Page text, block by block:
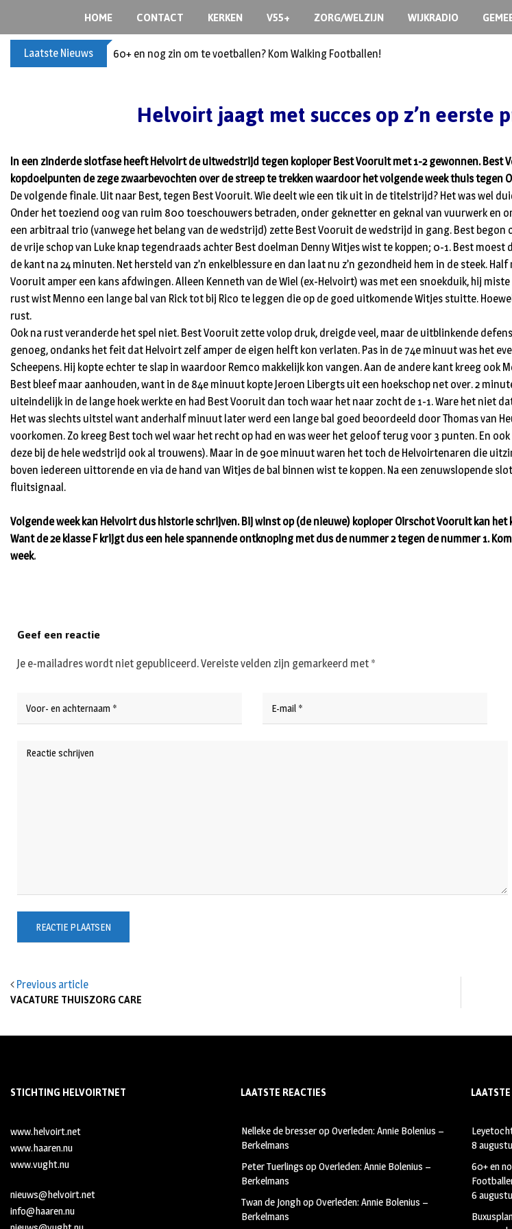
content
HOME CONTACT KERKEN V55+ ZORG/WELZIJN WIJKRADIO
Laatste Nieuws 60+ en nog zin om te voetballen? Kom Walking Footballen!
Helvoirt jaagt met succes op z’n eerste
In een zinderde slotfase heeft Helvoirt de uitwedstrijd tegen koploper Best Vooruit met 1-2 gewonnen. Best
kopdoelpunten de zege zwaarbevochten over de streep te trekken waardoor het volgende week thuis
De volgende finale. Uit naar Best, tegen Best Vooruit. Wie deelt wie een tik uit in de titelstrijd? Het was wel
Onder het toeziend oog van ruim 800 toeschouwers betraden, onder geknetter en geknal van vuurwerk en
een arbitraal trio (vanwege het belang van de wedstrijd) zette Best Vooruit de wedstrijd in gang. Best
de vrije schop van Luke knap tegendraads achter Best doelman Denny Witjes wist te koppen; 0-1. Best
de kant na 24 minuten. Net hersteld van z’n enkelblessure en dan laat nu z’n gezondheid hem in de steek.
Vooruit amper een kans afdwingen. Alleen Kenneth van de Wiel (ex-Helvoirt) was met een snoekduik, hij
rust wist Menno een lange bal van Rick tot bij Rico te leggen die op de goed uitkomende Witjes stuitte.
rust.
Ook na rust veranderde het spel niet. Best Vooruit zette volop druk, dreigde veel, maar de uitblinkende
genoeg, ondanks het feit dat Helvoirt zelf amper de eigen helft kon verlaten. Pas in de 74e minuut was het
Scheepens. Hij kopte echter te slap in waardoor Remco makkelijk kon vangen. Aan de andere kant kreeg ook
Best bleef maar aanhouden, want in de 84e minuut kopte Jeroen Libergts uit een hoekschop net over. 2
uiteindelijk in de lange hoek werkte en had Best Vooruit dan toch waar het naar zocht de 1-1. Ware het
Het was slechts uitstel want anderhalf minuut later werd een lange bal goed beoordeeld door Thomas van
voorkomen. Zo kreeg Best toch wel waar het recht op had en was weer het geloof terug voor 3 punten. En
deze bij de hele wedstrijd ook al trouwens). Maar in de 90e minuut waren het toch de Helvoirtenaren die
boven iedereen uittorende en via de hand van Witjes de bal binnen wist te koppen. Na een zenuwslopende
fluitsignaal.
Volgende week kan Helvoirt dus historie schrijven. Bij winst op (de nieuwe) koploper Oirschot Vooruit kan
Want de 2e klasse F krijgt dus een hele spannende ontknoping met dus de nummer 2 tegen de nummer 1.
week.
Previous article
VACATURE THUISZORG CARE
Geef een reactie
Je e-mailadres wordt niet gepubliceerd.Vereiste velden zijn gemarkeerd met *
STICHTING HELVOIRTNET
www.helvoirt.net
www.haaren.nu
www.vught.nu
nieuws@helvoirt.net
info@haaren.nu
LAATSTE REACTIES
Nelleke de bresseropOverleden: Annie Bolenius –
Berkelmans
Peter Tuerlings opOverleden: Annie Bolenius –
Berkelmans
Twan de JonghopOverleden: Annie Bolenius –
Berkelmans
8
60+ en
6